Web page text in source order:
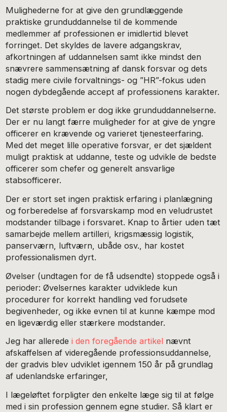
Mulighederne for at give den grundlæggende
praktiske grunduddannelse til de kommende
medlemmer af professionen er imidlertid blevet
forringet. Det skyldes de lavere adgangskrav,
afkortningen af uddannelsen samt ikke mindst den
snævrere sammensætning af dansk forsvar og dets
stadig mere civile forvaltnings- og ”HR”-fokus uden
nogen dybdegående accept af professionens karakter.
Det største problem er dog ikke grunduddannelserne.
Der er nu langt færre muligheder for at give de yngre
officerer en krævende og varieret tjenesteerfaring.
Med det meget lille operative forsvar, er det sjældent
muligt praktisk at uddanne, teste og udvikle de bedste
officerer som chefer og generelt ansvarlige
stabsofficerer.
Der er stort set ingen praktisk erfaring i planlægning
og forberedelse af forsvarskamp mod en veludrustet
modstander tilbage i forsvaret. Knap to årtier uden tæt
samarbejde mellem artilleri, krigsmæssig logistik,
panserværn, luftværn, ubåde osv., har kostet
professionalismen dyrt.
Øvelser (undtagen for de få udsendte) stoppede også i
perioder: Øvelsernes karakter udviklede kun
procedurer for korrekt handling ved forudsete
begivenheder, og ikke evnen til at kunne kæmpe mod
en ligeværdig eller stærkere modstander.
Jeg har alleredei den foregående artikel nævnt
afskaffelsen af videregående professionsuddannelse,
der gradvis blev udviklet igennem 150 år på grundlag
af udenlandske erfaringer,
I lægeløftet forpligter den enkelte læge sig til at følge
med i sin profession gennem egne studier. Så klart er